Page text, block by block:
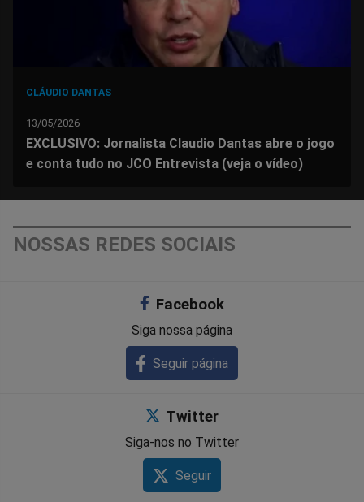
CLÁUDIO DANTAS
13/05/2026
EXCLUSIVO: Jornalista Claudio Dantas abre o jogo
e conta tudo no JCO Entrevista (veja o vídeo)
NOSSAS REDES SOCIAIS
Facebook
Siga nossa página
Seguir página
Twitter
Siga-nos no Twitter
Seguir